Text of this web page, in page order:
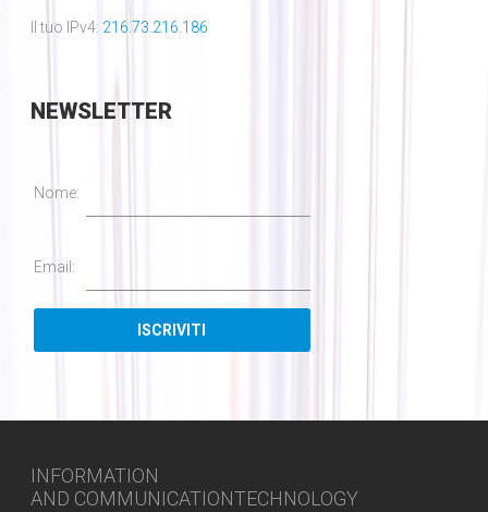
Il tuo IPv4: 216.73.216.186
NEWSLETTER
Nome:
Email:
INFORMATION
AND COMMUNICATIONTECHNOLOGY